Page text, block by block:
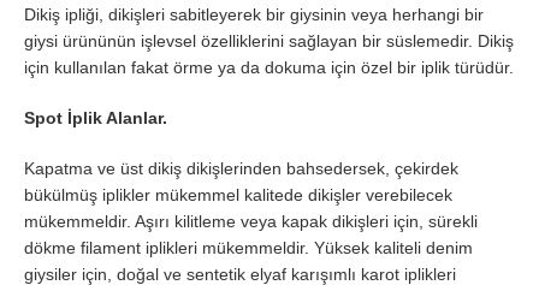
Dikiş ipliği, dikişleri sabitleyerek bir giysinin veya herhangi bir
giysi ürününün işlevsel özelliklerini sağlayan bir süslemedir. Dikiş
için kullanılan fakat örme ya da dokuma için özel bir iplik türüdür.
Spot İplik Alanlar.
Kapatma ve üst dikiş dikişlerinden bahsedersek, çekirdek
bükülmüş iplikler mükemmel kalitede dikişler verebilecek
mükemmeldir. Aşırı kilitleme veya kapak dikişleri için, sürekli
dökme filament iplikleri mükemmeldir. Yüksek kaliteli denim
giysiler için, doğal ve sentetik elyaf karışımlı karot iplikleri